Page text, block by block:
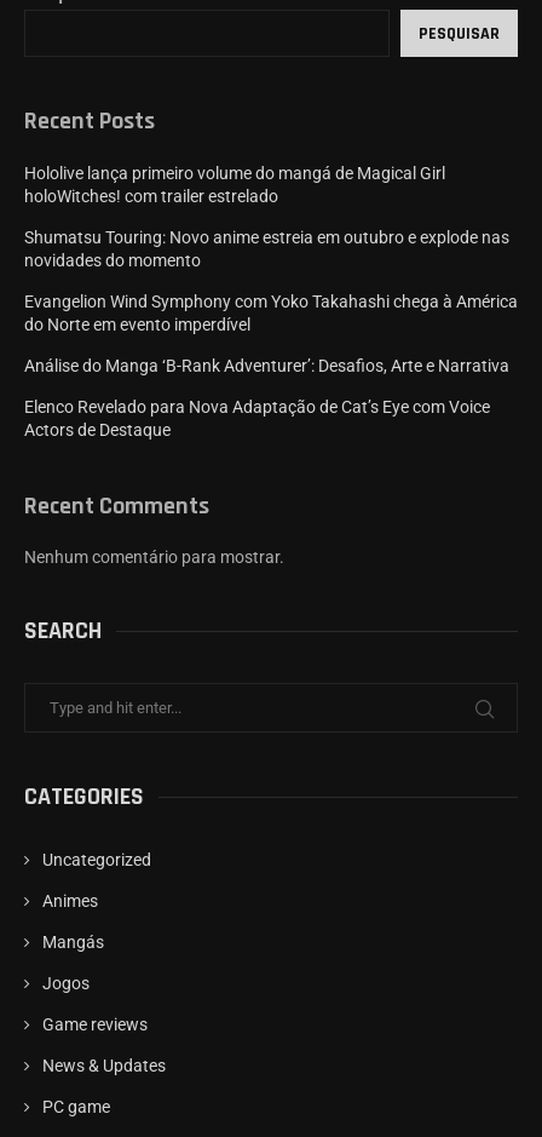
PESQUISAR
Recent Posts
Hololive lança primeiro volume do mangá de Magical Girl
holoWitches! com trailer estrelado
Shumatsu Touring: Novo anime estreia em outubro e explode nas
novidades do momento
Evangelion Wind Symphony com Yoko Takahashi chega à América
do Norte em evento imperdível
Análise do Manga ‘B-Rank Adventurer’: Desafios, Arte e Narrativa
Elenco Revelado para Nova Adaptação de Cat’s Eye com Voice
Actors de Destaque
Recent Comments
Nenhum comentário para mostrar.
SEARCH
CATEGORIES
Uncategorized
Animes
Mangás
Jogos
Game reviews
News & Updates
PC game